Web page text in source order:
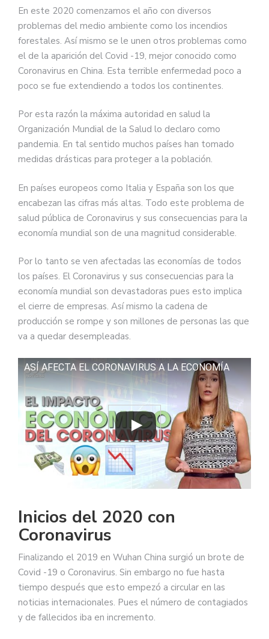
En este 2020 comenzamos el año con diversos
problemas del medio ambiente como los incendios
forestales. Así mismo se le unen otros problemas como
el de la aparición del Covid -19, mejor conocido como
Coronavirus en China. Esta terrible enfermedad poco a
poco se fue extendiendo a todos los continentes.
Por esta razón la máxima autoridad en salud la
Organización Mundial de la Salud lo declaro como
pandemia. En tal sentido muchos países han tomado
medidas drásticas para proteger a la población.
En países europeos como Italia y España son los que
encabezan las cifras más altas. Todo este problema de
salud pública de Coronavirus y sus consecuencias para la
economía mundial son de una magnitud considerable.
Por lo tanto se ven afectadas las economías de todos
los países. El Coronavirus y sus consecuencias para la
economía mundial son devastadoras pues esto implica
el cierre de empresas. Así mismo la cadena de
producción se rompe y son millones de personas las que
va a quedar desempleadas.
ASÍ AFECTA EL CORONAVIRUS A LA ECONOMÍA
Inicios del 2020 con
Coronavirus
Finalizando el 2019 en Wuhan China surgió un brote de
Covid -19 o Coronavirus. Sin embargo no fue hasta
tiempo después que esto empezó a circular en las
noticias internacionales. Pues el número de contagiados
y de fallecidos iba en incremento.